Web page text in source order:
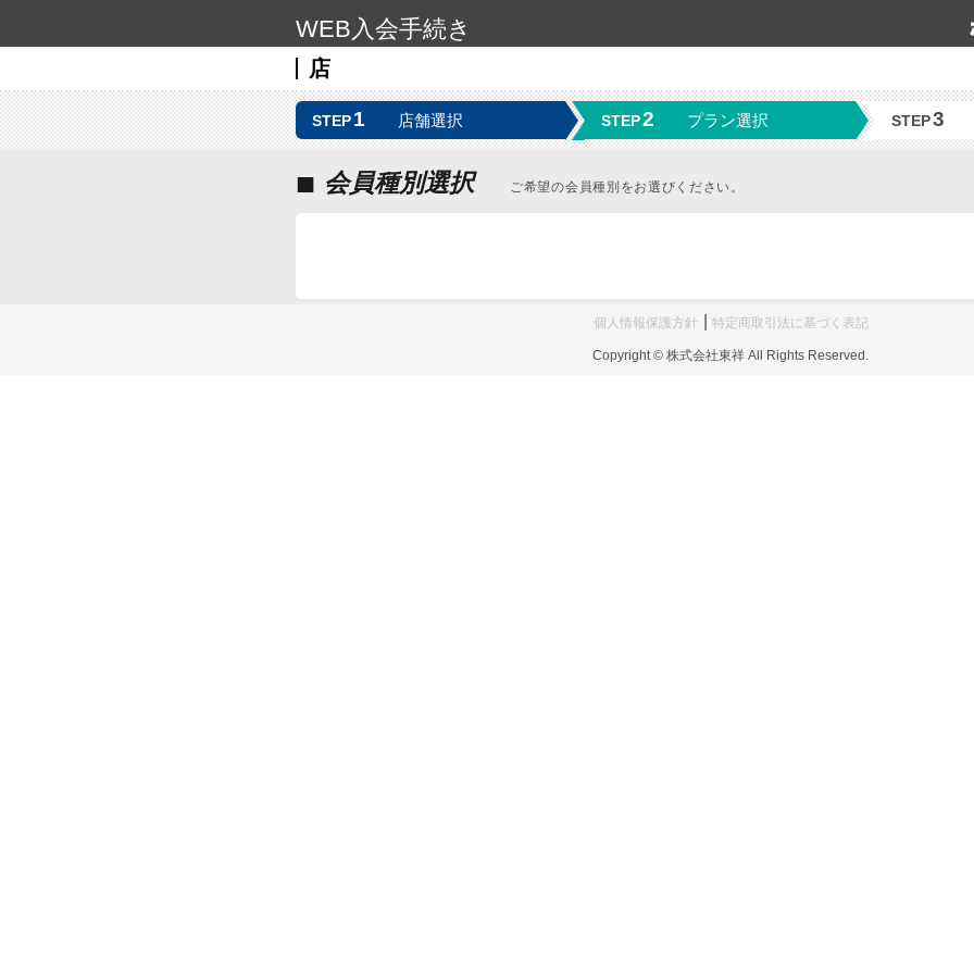
WEB入会手続き
店
STEP1 店舗選択 STEP2 プラン選択 STEP3
■ 会員種別選択 ご希望の会員種別をお選びください。
個人情報保護方針 特定商取引法に基づく表記
Copyright © 株式会社東祥 All Rights Reserved.